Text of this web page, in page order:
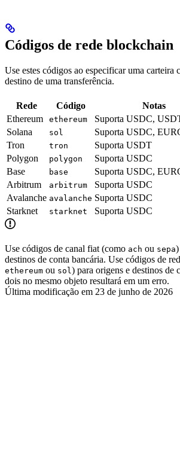
Códigos de rede blockchain
Use estes códigos ao especificar uma carteira
destino de uma transferência.
Rede Código
Notas
Ethereum
ethereum
Suporta USDC,
Solana
sol
Suporta USDC,
Tron
tron
Suporta USDT
Polygon
polygon
Suporta USDC
Base
base
Suporta USDC,
Arbitrum
arbitrum
Suporta USDC
Avalanche avalanche Suporta USDC
Starknet
starknet Suporta USDC
Use códigos de canal fiat (como ach ou sepa
destinos de conta bancária. Use códigos de
ethereum ou sol) para origens e destinos de
dois no mesmo objeto resultará em um erro.
Última modificação em 23 de junho de 2026